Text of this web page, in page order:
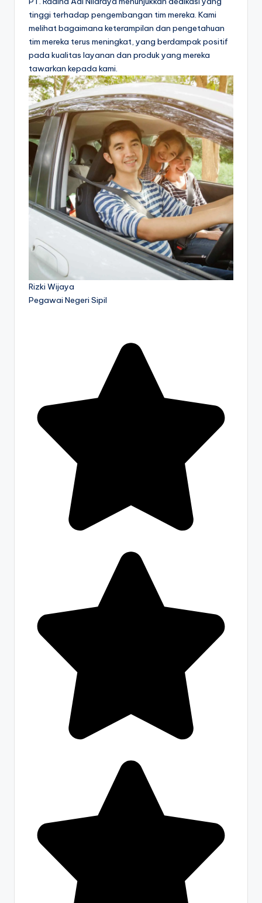
tinggi terhadap pengembangan tim mereka. Kami
melihat bagaimana keterampilan dan pengetahuan
tim mereka terus meningkat, yang berdampak positif
pada kualitas layanan dan produk yang mereka
tawarkan kepada kami.
Rizki Wijaya
Pegawai Negeri Sipil